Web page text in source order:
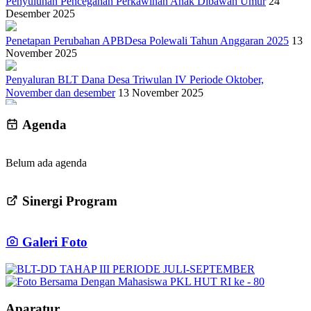
Desember 2025
Penetapan Perubahan APBDesa Polewali Tahun Anggaran 2025 13
November 2025
Penyaluran BLT Dana Desa Triwulan IV Periode Oktober,
November dan desember 13 November 2025
Musrenbang Desa RKPD 2027 dan Penetapan RKPDes 2026
Oktober 2025
Babinsa Koramil 14 Libureng Bersama Warga Gotong Royong
Bersihkan Jalan dan Saluran Air di Desa Polewali
Musrenbang Desa RKPD 2027 dan Penetapan RKPDes 2026
Oktober 2025
PEMERINTAH DESA POLEWALI KEC.LIBURENG GELAR
FOTO BERSAMA PKL DAN PERANGKAT DESA DALAM
RANGKA HUT RI KE-80 01 September 2025
Penyaluran Bantuan Langsung Tunai ( BLT - DD ) Tahap III
Periode Juli-September
Agenda
Belum ada agenda
Sinergi Program
Galeri Foto